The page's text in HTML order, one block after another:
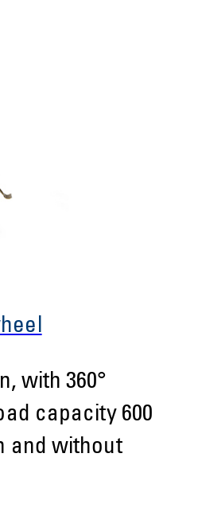
with 360°
capacity 600
and without